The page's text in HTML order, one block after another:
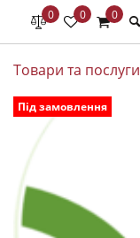
0 0 0
Товари та послуги
Під замовлення